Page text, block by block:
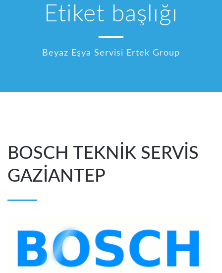
Etiket başlığı
Beyaz Eşya Servisi Ertek Group
BOSCH TEKNİK SERVİS
GAZİANTEP